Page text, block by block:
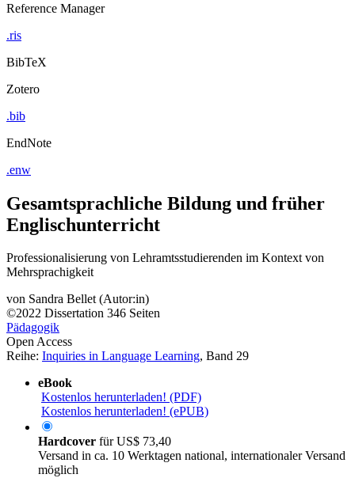
Reference Manager
.ris
BibTeX
Zotero
.bib
EndNote
.enw
Gesamtsprachliche Bildung und früher
Englischunterricht
Professionalisierung von Lehramtsstudierenden im Kontext von
Mehrsprachigkeit
von Sandra Bellet (Autor:in)
©2022 Dissertation 346 Seiten
Pädagogik
Open Access
Reihe: Inquiries in Language Learning, Band 29
eBook
Kostenlos herunterladen! (PDF)
Kostenlos herunterladen! (ePUB)
Hardcover fürUS$ 73,40
Versand in ca. 10 Werktagen national, internationaler Versand
möglich